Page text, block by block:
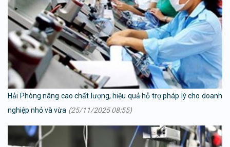
Hải Phòng nâng cao chất lượng, hiệu quả hỗ trợ pháp lý cho doanh
nghiệp nhỏ và vừa (25/11/2025 08:55)